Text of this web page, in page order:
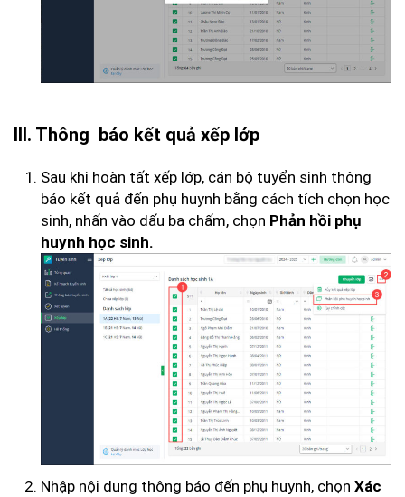
III. Thông báo kết quả xếp lớp
Sau khi hoàn tất xếp lớp, cán bộ tuyển sinh thông
báo kết quả đến phụ huynh bằng cách tích chọn học
sinh, nhấn vào dấu ba chấm, chọn Phản hồi phụ
huynh học sinh.
Nhập nội dung thông báo đến phụ huynh, chọn Xác